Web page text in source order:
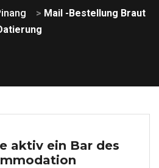
> Mail -Bestellung Braut
aktiv ein Bar des